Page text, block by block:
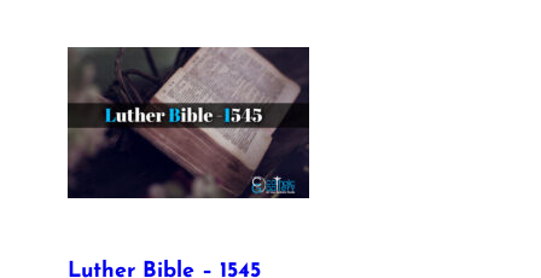
Luther Bible – 1545